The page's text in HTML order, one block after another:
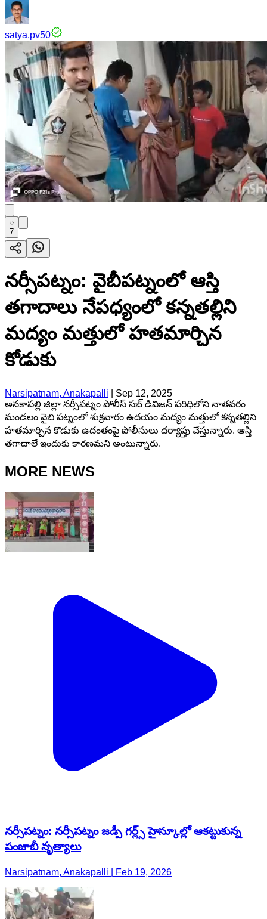
satya.pv50
7
నర్సీపట్నం: వైబీపట్నంలో ఆస్తి
తగాదాలు నేపధ్యంలో కన్నతల్లిని
మద్యం మత్తులో హతమార్చిన
కోడుకు
Narsipatnam, Anakapalli
Sep 12, 2025
అనకాపల్లి జిల్లా నర్సీపట్నం పోలీస్ సబ్ డివిజన్ పరిధిలోని నాతవరం
మండలం వైబి పట్నంలో శుక్రవారం ఉదయం మద్యం మత్తులో కన్నతల్లిని
హతమార్చిన కొడుకు ఉదంతంపై పోలీసులు దర్యాప్తు చేస్తున్నారు. ఆస్తి
తగాదాలే ఇందుకు కారణమని అంటున్నారు.
MORE NEWS
నర్సీపట్నం: నర్సీపట్నం జడ్పీ గర్ల్స్ హైస్కూల్లో ఆకట్టుకున్న
పంజాబీ నృత్యాలు
Narsipatnam, Anakapalli | Feb 19, 2026